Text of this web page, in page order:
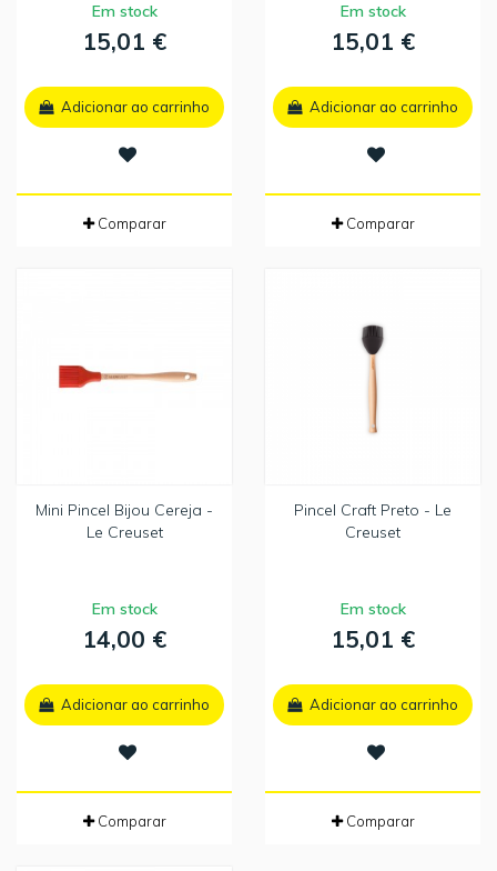
Em stock
15,01 €
Adicionar ao carrinho
Comparar
Em stock
15,01 €
Adicionar ao carrinho
Comparar
Mini Pincel Bijou Cereja -
Le Creuset
Em stock
14,00 €
Adicionar ao carrinho
Comparar
Pincel Craft Preto - Le
Creuset
Em stock
15,01 €
Adicionar ao carrinho
Comparar